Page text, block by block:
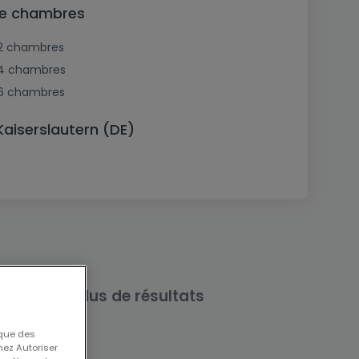
chambres
chambres
chambres
chambres
(DE)
pour plus de résultats
des
Autoriser